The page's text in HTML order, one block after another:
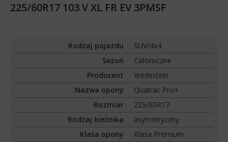
225/60R17 103 V XL FR EV 3PMSF
Rodzaj pojazdu
SUV/4x4
Sezon
Całoroczne
Producent
Vredestein
Nazwa opony
Quatrac Pro+
Rozmiar
225/60R17
Rodzaj bieżnika
asymetryczny
Klasa opony
Klasa Premium